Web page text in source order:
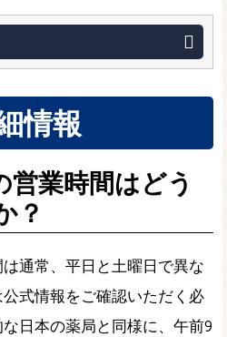
情報
営業時間はどう
？
通常、平日と土曜日で異な
式情報をご確認いただく必
日本の薬局と同様に、午前9